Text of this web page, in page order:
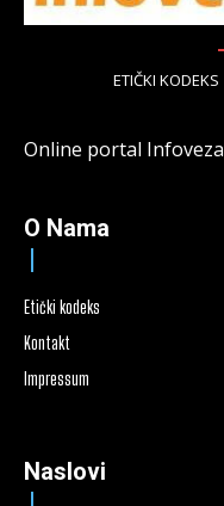
ETIČKI KODEKS
Online portal Infoveza
O Nama
Etički kodeks
Kontakt
Impressum
Naslovi